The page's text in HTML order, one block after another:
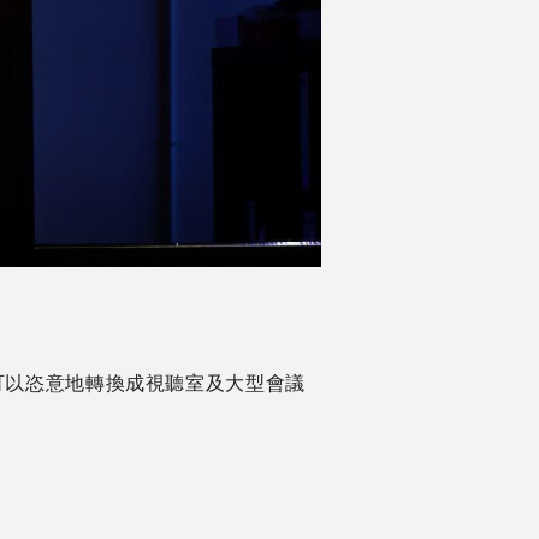
恣意地轉換成視聽室及大型會議